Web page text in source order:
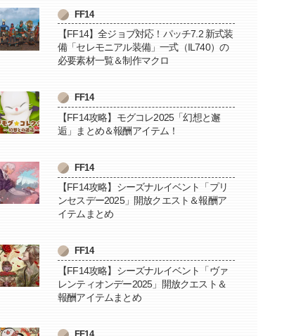
FF14
【FF14】全ジョブ対応！パッチ7.2 新式装
備「セレモニアル装備」一式（IL740）の
必要素材一覧＆制作マクロ
FF14
【FF14攻略】モグコレ2025「幻想と邂
逅」まとめ＆報酬アイテム！
FF14
【FF14攻略】シーズナルイベント「プリ
ンセスデー2025」開放クエスト＆報酬ア
イテムまとめ
FF14
【FF14攻略】シーズナルイベント「ヴァ
レンティオンデー2025」開放クエスト＆
報酬アイテムまとめ